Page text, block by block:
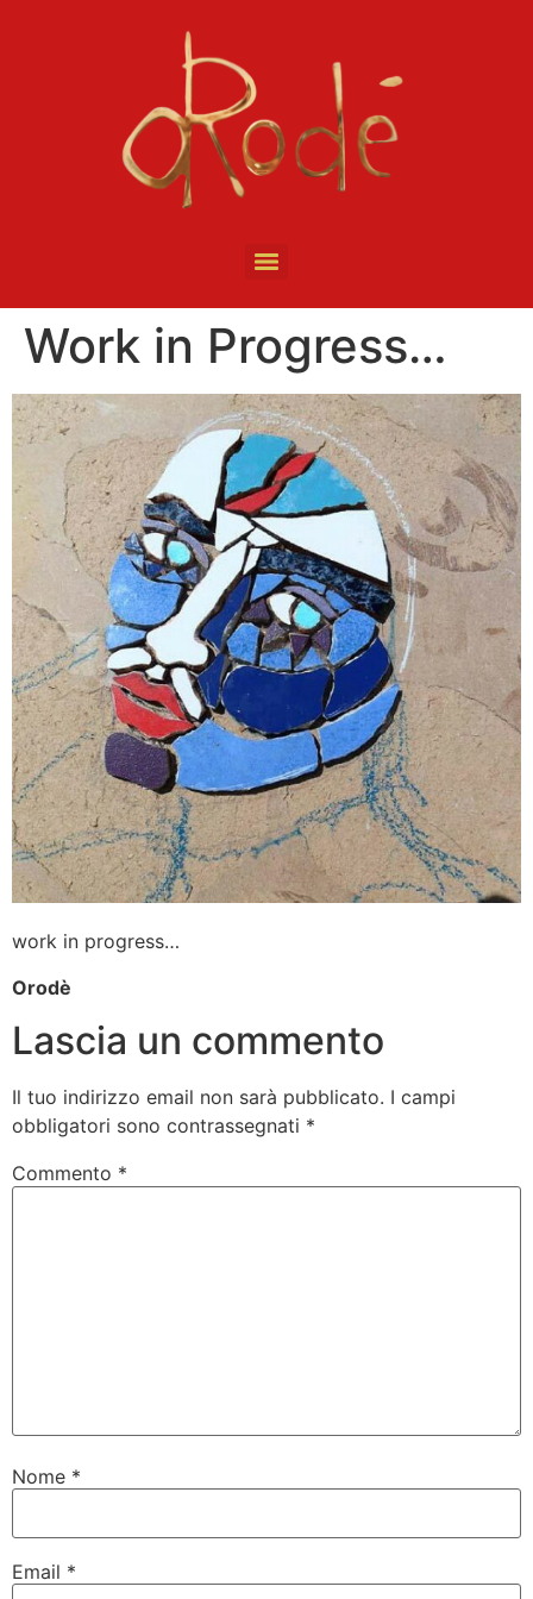
Work in Progress…
work in progress…
Orodè
Lascia un commento
Il tuo indirizzo email non sarà pubblicato. I campi
obbligatori sono contrassegnati *
Commento *
Nome *
Email *